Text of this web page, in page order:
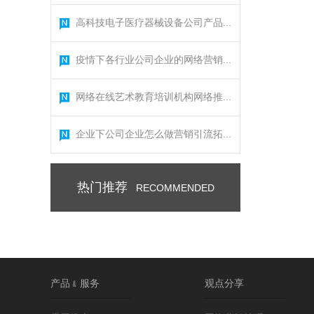
高科技电子医疗器械设备公司产品...
疫情下各行业公司企业的网络营销...
网络在线艺术教育培训机构网络推...
企业下公司企业怎么做营销引流拓...
热门推荐 RECOMMENDED
产品﹠服务 观点分享